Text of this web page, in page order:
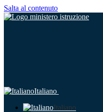
Salta al contenuto
Italiano
Italiano